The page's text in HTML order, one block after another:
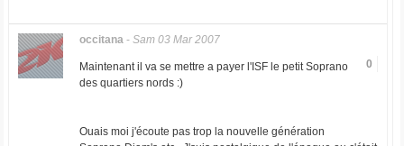
occitana- Sam 03 Mar 2007
0
Maintenant il va se mettre a payer l'ISF le petit Soprano
des quartiers nords :)
Ouais moi j'écoute pas trop la nouvelle génération